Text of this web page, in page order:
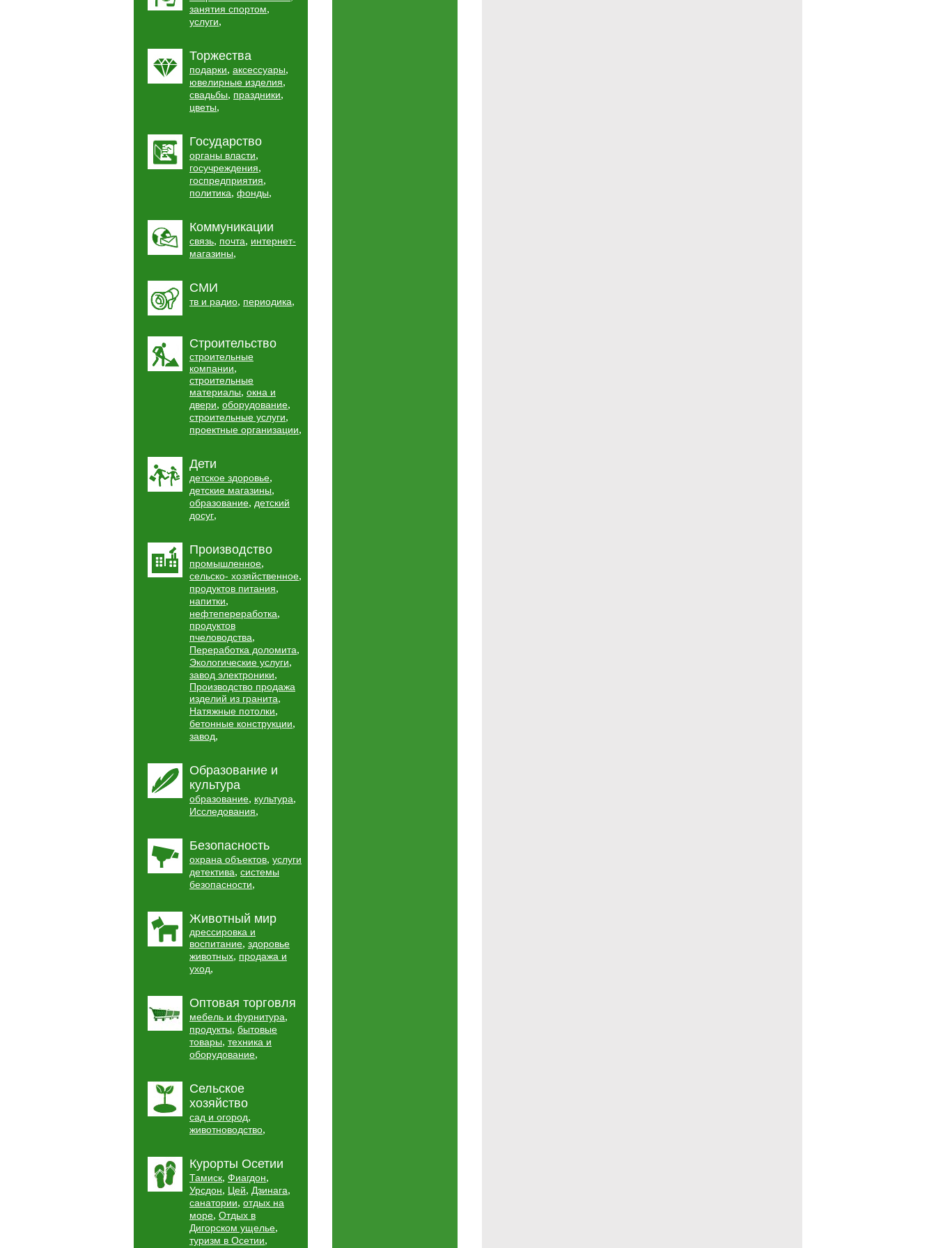
занятия спортом,
услуги,
Торжества
подарки, аксессуары,
ювелирные изделия,
свадьбы, праздники,
цветы,
Государство
органы власти,
госучреждения,
госпредприятия,
политика, фонды,
Коммуникации
связь, почта, интернет-
магазины,
СМИ
тв и радио, периодика,
Строительство
строительные
компании,
строительные
материалы, окна и
двери, оборудование,
строительные услуги,
проектные организации,
Дети
детское здоровье,
детские магазины,
образование, детский
досуг,
Производство
промышленное,
сельско- хозяйственное,
продуктов питания,
напитки,
нефтепереработка,
продуктов
пчеловодства,
Переработка доломита,
Экологические услуги,
завод электроники,
Производство продажа
изделий из гранита,
Натяжные потолки,
бетонные конструкции,
завод,
Образование и
культура
образование, культура,
Исследования,
Безопасность
охрана объектов, услуги
детектива, системы
безопасности,
Животный мир
дрессировка и
воспитание, здоровье
животных, продажа и
уход,
Оптовая торговля
мебель и фурнитура,
продукты, бытовые
товары, техника и
оборудование,
Сельское
хозяйство
сад и огород,
животноводство,
Курорты Осетии
Тамиск, Фиагдон,
Урсдон, Цей, Дзинага,
санатории, отдых на
море, Отдых в
Дигорском ущелье,
туризм в Осетии,